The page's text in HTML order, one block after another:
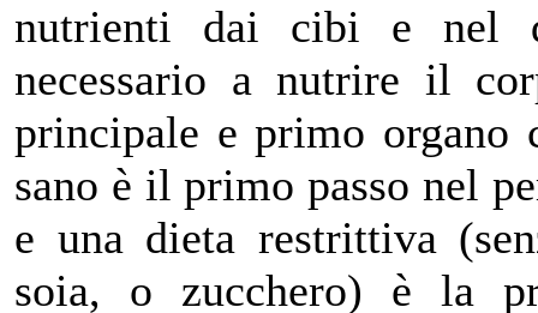
nutrienti dai cibi e nel
necessario a nutrire il
principale e primo organo
sano è il primo passo nel
e una dieta restrittiva
soia, o zucchero) è la